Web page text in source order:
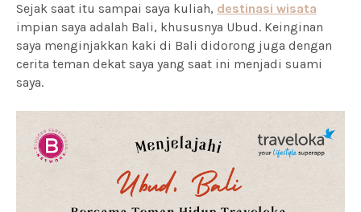
Sejak saat itu sampai saya kuliah, destinasi wisata
impian saya adalah Bali, khususnya Ubud. Keinginan
saya menginjakkan kaki di Bali didorong juga dengan
cerita teman dekat saya yang saat ini menjadi suami
saya.